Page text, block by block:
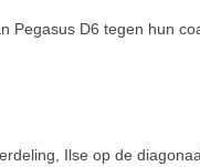
Pegasus D6 tegen hun
Ilse op de